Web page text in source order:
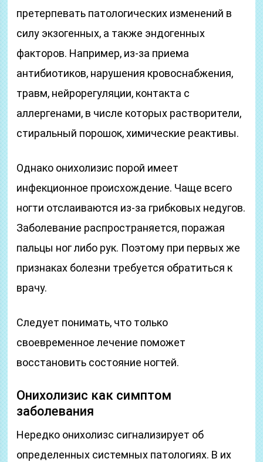
претерпевать патологических изменений в
силу экзогенных, а также эндогенных
факторов. Например, из-за приема
антибиотиков, нарушения кровоснабжения,
травм, нейрорегуляции, контакта с
аллергенами, в числе которых растворители,
стиральный порошок, химические реактивы.
Однако онихолизис порой имеет
инфекционное происхождение. Чаще всего
ногти отслаиваются из-за грибковых недугов.
Заболевание распространяется, поражая
пальцы ног либо рук. Поэтому при первых же
признаках болезни требуется обратиться к
врачу.
Следует понимать, что только
своевременное лечение поможет
восстановить состояние ногтей.
Онихолизис как симптом
заболевания
Нередко онихолизс сигнализирует об
определенных системных патологиях. В их